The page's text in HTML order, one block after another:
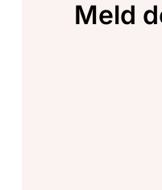
Meld